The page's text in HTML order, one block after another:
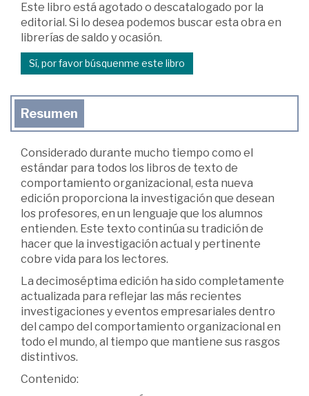
Este libro está agotado o descatalogado por la
editorial. Si lo desea podemos buscar esta obra en
librerías de saldo y ocasión.
Sí, por favor búsquenme este libro
Resumen
Considerado durante mucho tiempo como el
estándar para todos los libros de texto de
comportamiento organizacional, esta nueva
edición proporciona la investigación que desean
los profesores, en un lenguaje que los alumnos
entienden. Este texto continúa su tradición de
hacer que la investigación actual y pertinente
cobre vida para los lectores.
La decimoséptima edición ha sido completamente
actualizada para reflejar las más recientes
investigaciones y eventos empresariales dentro
del campo del comportamiento organizacional en
todo el mundo, al tiempo que mantiene sus rasgos
distintivos.
Contenido: